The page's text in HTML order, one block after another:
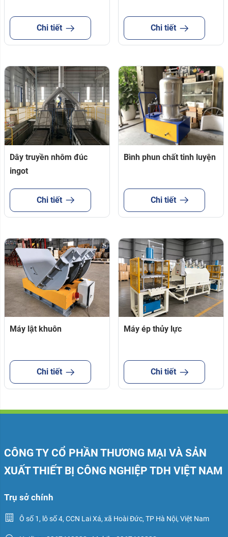
Chi tiết Chi tiết
Dây truyền nhôm đúc
ingot
Chi tiết
Bình phun chất tinh luyện
Chi tiết
Máy lật khuôn
Chi tiết
Máy ép thủy lực
Chi tiết
CÔNG TY CỔ PHẦN THƯƠNG MẠI VÀ SẢN
XUẤT THIẾT BỊ CÔNG NGHIỆP TDH VIỆT NAM
Trụ sở chính
Ô số 1, lô số 4, CCN Lai Xá, xã Hoài Đức, TP Hà Nội, Việt Nam